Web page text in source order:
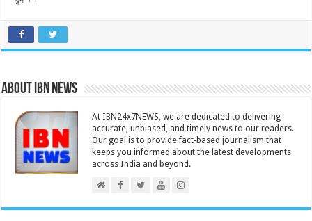
About IBN NEWS
At IBN24x7NEWS, we are dedicated to delivering
accurate, unbiased, and timely news to our readers.
Our goal is to provide fact-based journalism that
keeps you informed about the latest developments
across India and beyond.